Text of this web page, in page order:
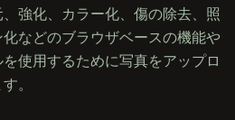
強化、カラー化、傷の除去、照
などのブラウザベースの機能や
使用するために写真をアップロ
。